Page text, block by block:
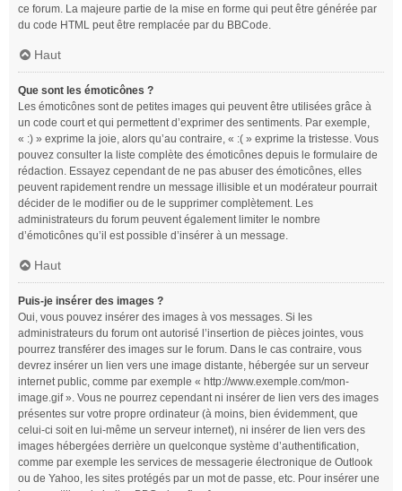
ce forum. La majeure partie de la mise en forme qui peut être générée par
du code HTML peut être remplacée par du BBCode.
Haut
Que sont les émoticônes ?
Les émoticônes sont de petites images qui peuvent être utilisées grâce à
un code court et qui permettent d’exprimer des sentiments. Par exemple,
« :) » exprime la joie, alors qu’au contraire, « :( » exprime la tristesse. Vous
pouvez consulter la liste complète des émoticônes depuis le formulaire de
rédaction. Essayez cependant de ne pas abuser des émoticônes, elles
peuvent rapidement rendre un message illisible et un modérateur pourrait
décider de le modifier ou de le supprimer complètement. Les
administrateurs du forum peuvent également limiter le nombre
d’émoticônes qu’il est possible d’insérer à un message.
Haut
Puis-je insérer des images ?
Oui, vous pouvez insérer des images à vos messages. Si les
administrateurs du forum ont autorisé l’insertion de pièces jointes, vous
pourrez transférer des images sur le forum. Dans le cas contraire, vous
devrez insérer un lien vers une image distante, hébergée sur un serveur
internet public, comme par exemple « http://www.exemple.com/mon-
image.gif ». Vous ne pourrez cependant ni insérer de lien vers des images
présentes sur votre propre ordinateur (à moins, bien évidemment, que
celui-ci soit en lui-même un serveur internet), ni insérer de lien vers des
images hébergées derrière un quelconque système d’authentification,
comme par exemple les services de messagerie électronique de Outlook
ou de Yahoo, les sites protégés par un mot de passe, etc. Pour insérer une